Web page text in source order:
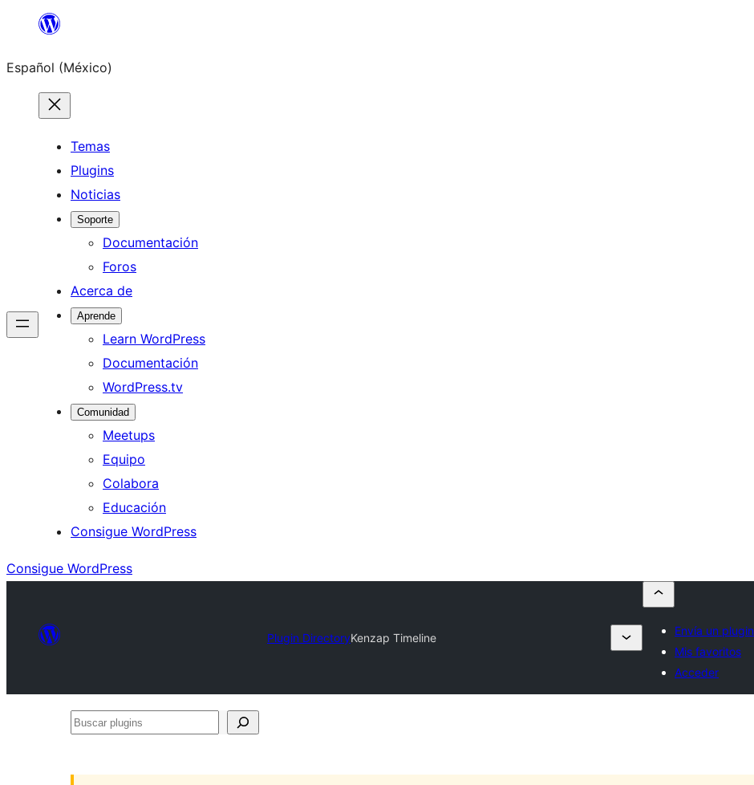
Saltar
contenido
Español (México)
Temas
Plugins
Noticias
Soporte
Documentación
Foros
Acerca de
Aprende
Learn WordPress
Documentación
WordPress.tv
Comunidad
Meetups
Equipo
Colabora
Educación
Consigue WordPress
Consigue WordPress
Plugin DirectoryKenzap Timeline
Envía un plugin
Mis favoritos
Acceder
Buscar